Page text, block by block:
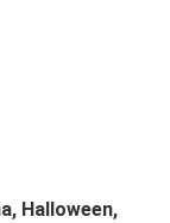
Halloween,